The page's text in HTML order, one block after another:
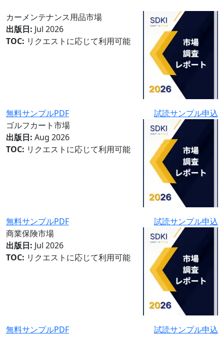
カーメンテナンス用品市場
出版日: Jul 2026
TOC: リクエストに応じて利用可能
無料サンプルPDF
試読サンプル申込
ゴルフカート市場
出版日: Aug 2026
TOC: リクエストに応じて利用可能
無料サンプルPDF
試読サンプル申込
商業保険市場
出版日: Jul 2026
TOC: リクエストに応じて利用可能
無料サンプルPDF 試読サンプル申込